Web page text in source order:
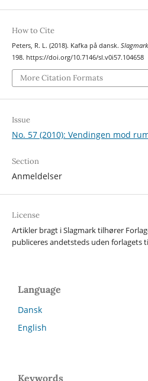
How to Cite
Peters, R. L. (2018). Kafka på dansk.
198. https://doi.org/10.7146/sl.v0i57.104658
More Citation Formats
Issue
No. 57 (2010): Vendingen mod
Section
Anmeldelser
License
Artikler bragt i Slagmark tilhører
publiceres andetsteds uden forlagets
Language
Dansk
English
Keywords